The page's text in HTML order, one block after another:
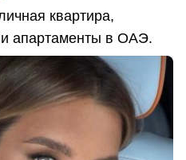
квартира,
апартаменты в ОАЭ.